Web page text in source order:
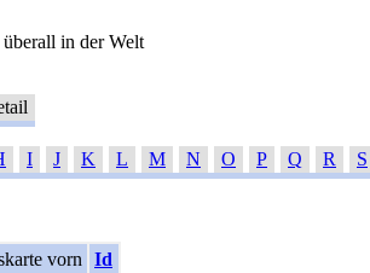
in der Welt
I J K L M N O P Q R S
vorn
Id